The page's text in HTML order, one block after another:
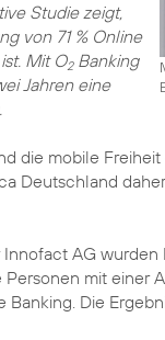
Studie zeigt,
von 71 % Online
Mit O2Banking
Jahren eine
die mobile
Deutschland
AG
mit einer
Die